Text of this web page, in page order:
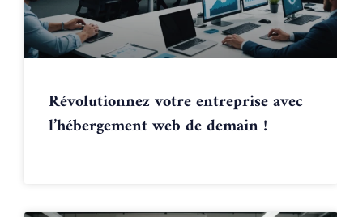
Révolutionnez votre entreprise avec
l’hébergement web de demain !